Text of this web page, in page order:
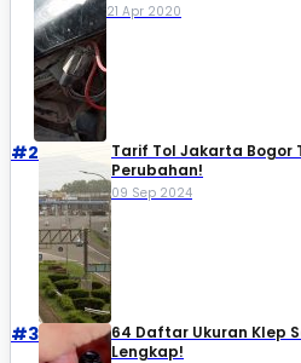
21 Apr 2020
#2
Tarif Tol Jakarta Bogor
Perubahan!
09 Sep 2024
#3
64 Daftar Ukuran Klep
Lengkap!